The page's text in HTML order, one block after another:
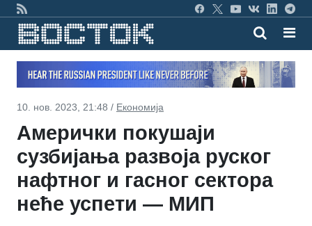
10. нов. 2023, 21:48 / Економија
Амерички покушаји
сузбијања развоја руског
нафтног и гасног сектора
неће успети — МИП